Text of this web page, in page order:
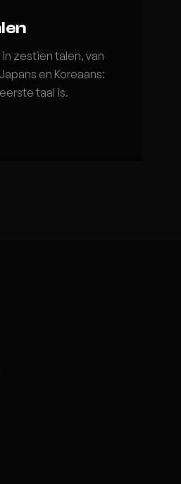
zestien talen, van
en Koreaans:
taal is.